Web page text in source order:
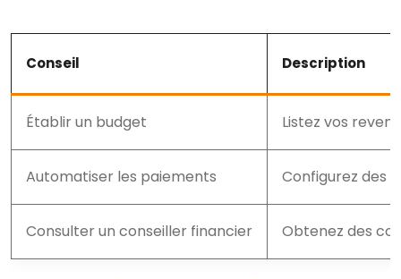
Conseil Description
Établir un budget Listez vos
Automatiser les paiements Configurez des
Consulter un conseiller financier Obtenez des